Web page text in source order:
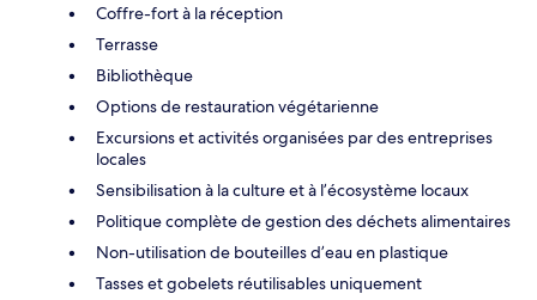
Coffre-fort à la réception
Terrasse
Bibliothèque
Options de restauration végétarienne
Excursions et activités organisées par des entreprises
locales
Sensibilisation à la culture et à l’écosystème locaux
Politique complète de gestion des déchets alimentaires
Non-utilisation de bouteilles d’eau en plastique
Tasses et gobelets réutilisables uniquement